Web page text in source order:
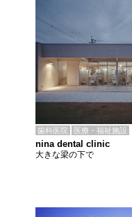
歯科医院 医療・福祉施設
nina dental clinic
大きな梁の下で